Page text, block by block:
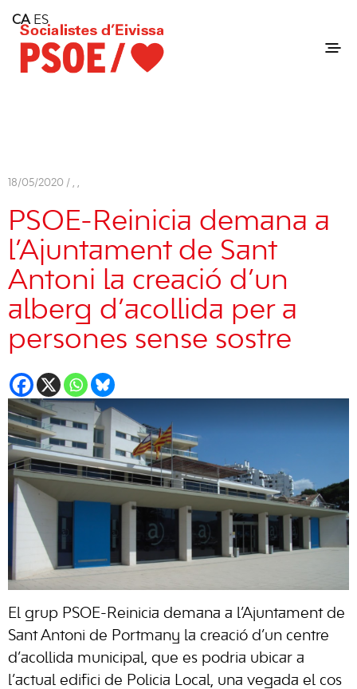
Consell Insular d'Eivissa
Services
Contact
18/05/2020 / , ,
PSOE-Reinicia demana a
l’Ajuntament de Sant
Antoni la creació d’un
alberg d’acollida per a
persones sense sostre
El grup PSOE-Reinicia demana a l’Ajuntament de
Sant Antoni de Portmany la creació d’un centre
d’acollida municipal, que es podria ubicar a
l’actual edifici de Policia Local, una vegada el cos
CA ES